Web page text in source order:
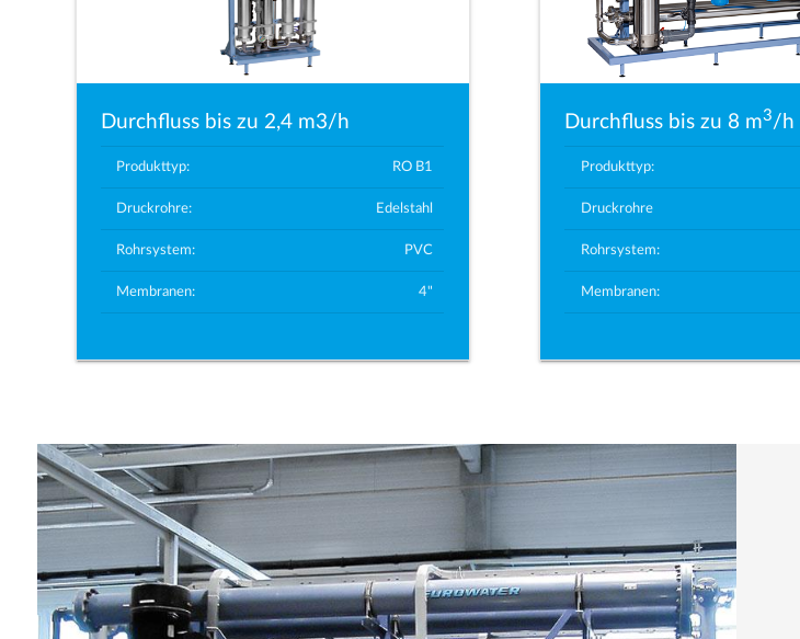
Durchfluss bis zu 2,4 m3/h
Produkttyp: RO B1
Druckrohre: Edelstahl
Rohrsystem: PVC
Membranen: 4"
Durchfluss bis zu 8 m3/h
Produkttyp:
Druckrohre
Rohrsystem:
Membranen: